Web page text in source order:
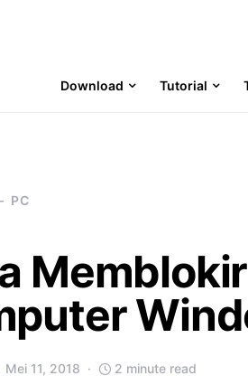
Download Tutorial
PC
Mei 11, 2018 2 minute read